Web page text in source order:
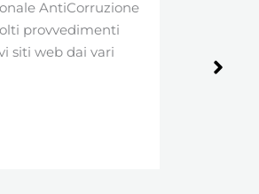
AntiCorruzione
dai vari
accedere…